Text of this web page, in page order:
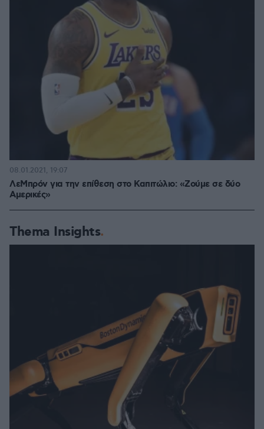
ΛεΜπρόν για την επίθεση στο Καπιτώλιο: «Ζούμε σε δύο
Αμερικές»
08.01.2021, 19:07
Thema Insights